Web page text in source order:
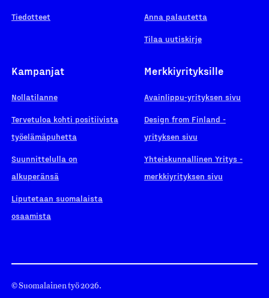
Tiedotteet Anna palautetta
Tilaa uutiskirje
Kampanjat
Nollatilanne
Tervetuloa kohti positiivista
työelämäpuhetta
Suunnittelulla on
alkuperänsä
Liputetaan suomalaista
osaamista
Merkkiyrityksille
Avainlippu-yrityksen sivu
Design from Finland -
yrityksen sivu
Yhteiskunnallinen Yritys -
merkkiyrityksen sivu
© Suomalainen työ 2026.